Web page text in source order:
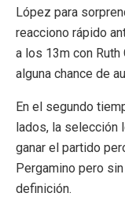
López para
reacciono rápido
a los 13m con
alguna chance de
En el segundo
lados, la selección
ganar el partido
Pergamino pero
definición.